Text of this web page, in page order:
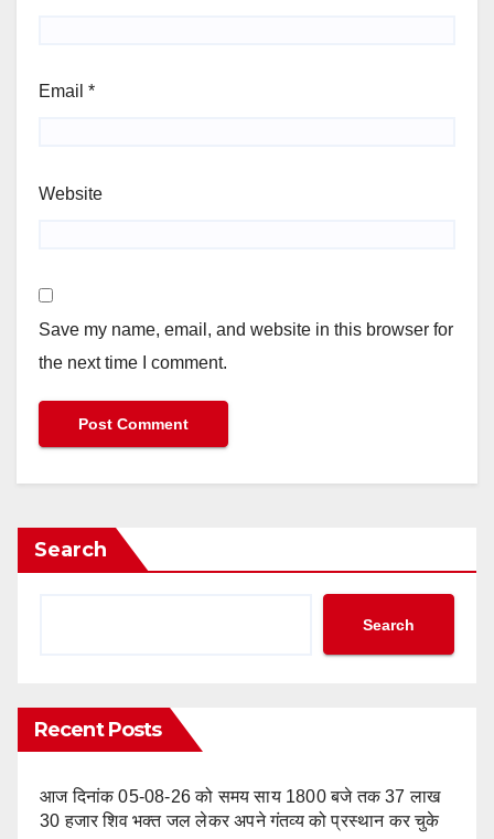
Email *
Website
Save my name, email, and website in this browser for
the next time I comment.
Search
Search
Recent Posts
आज दिनांक 05-08-26 को समय साय 1800 बजे तक 37 लाख
30 हजार शिव भक्त जल लेकर अपने गंतव्य को प्रस्थान कर चुके